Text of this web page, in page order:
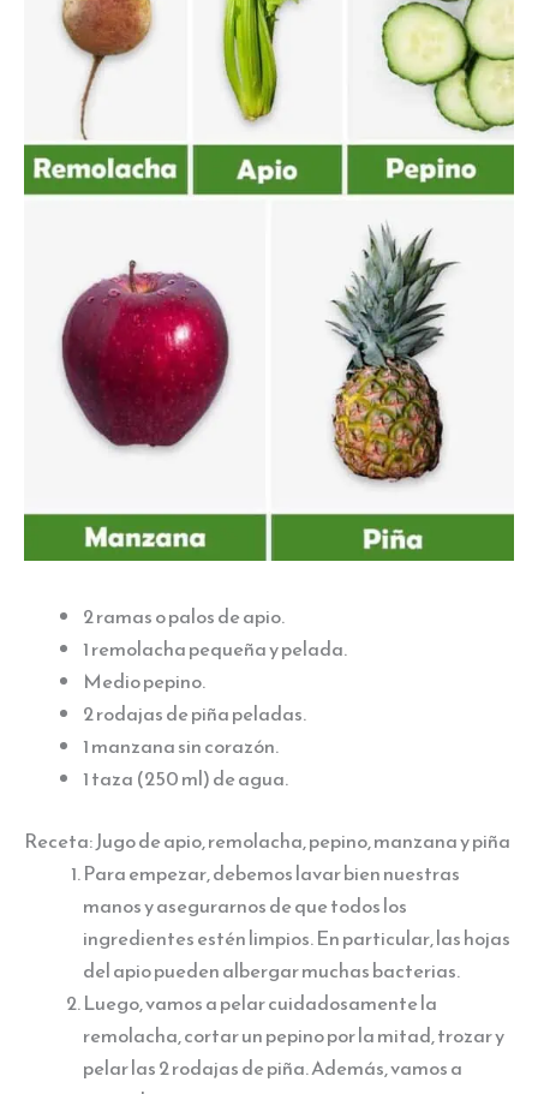
2 ramas o palos de apio.
1 remolacha pequeña y pelada.
Medio pepino.
2 rodajas de piña peladas.
1 manzana sin corazón.
1 taza (250 ml) de agua.
Receta: Jugo de apio, remolacha, pepino, manzana y piña
Para empezar, debemos lavar bien nuestras
manos y asegurarnos de que todos los
ingredientes estén limpios. En particular, las hojas
del apio pueden albergar muchas bacterias.
Luego, vamos a pelar cuidadosamente la
remolacha, cortar un pepino por la mitad, trozar y
pelar las 2 rodajas de piña. Además, vamos a